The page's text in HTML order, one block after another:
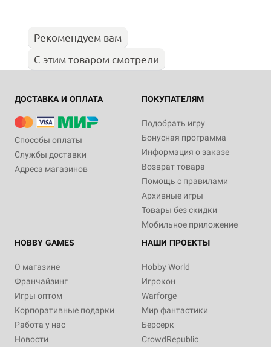
Рекомендуем вам
С этим товаром смотрели
ДОСТАВКА И ОПЛАТА
Способы оплаты
Службы доставки
Адреса магазинов
ПОКУПАТЕЛЯМ
Подобрать игру
Бонусная программа
Информация о заказе
Возврат товара
Помощь с правилами
Архивные игры
Товары без скидки
Мобильное приложение
HOBBY GAMES
О магазине
Франчайзинг
Игры оптом
Корпоративные подарки
Работа у нас
Новости
НАШИ ПРОЕКТЫ
Hobby World
Игрокон
Warforge
Мир фантастики
Берсерк
CrowdRepublic